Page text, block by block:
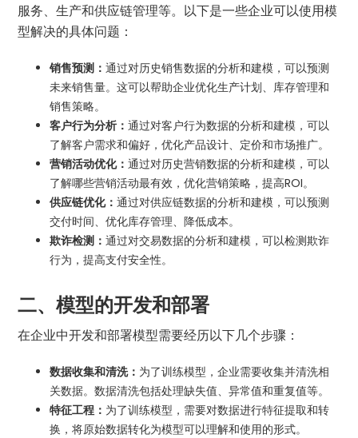
服务、生产和供应链管理等。以下是一些企业可以使用模
型解决的具体问题：
销售预测：通过对历史销售数据的分析和建模，可以预测
未来销售量。这可以帮助企业优化生产计划、库存管理和
销售策略。
客户行为分析：通过对客户行为数据的分析和建模，可以
了解客户需求和偏好，优化产品设计、定价和市场推广。
营销活动优化：通过对历史营销数据的分析和建模，可以
了解哪些营销活动最有效，优化营销策略，提高ROI。
供应链优化：通过对供应链数据的分析和建模，可以预测
交付时间、优化库存管理、降低成本。
欺诈检测：通过对交易数据的分析和建模，可以检测欺诈
行为，提高支付安全性。
二、模型的开发和部署
在企业中开发和部署模型需要经历以下几个步骤：
数据收集和清洗： 为了训练模型，企业需要收集并清洗相
关数据。数据清洗包括处理缺失值、异常值和重复值等。
特征工程： 为了训练模型，需要对数据进行特征提取和转
换，将原始数据转化为模型可以理解和使用的形式。